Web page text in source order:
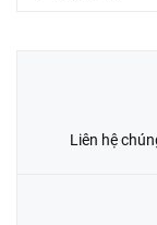
Liên hệ